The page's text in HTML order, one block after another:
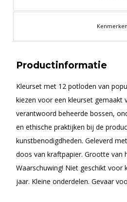
Kenmerken
Productinformatie
Kleurset met 12 potloden van
kiezen voor een kleurset gemaakt
verantwoord beheerde bossen,
en ethische praktijken bij de
kunstbenodigdheden. Geleverd
doos van kraftpapier. Grootte van
Waarschuwing! Niet geschikt voor
jaar. Kleine onderdelen. Gevaar